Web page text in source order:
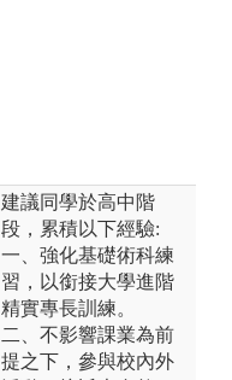
建議同學於高中階
段，累積以下經驗:
一、強化基礎術科練
習，以銜接大學進階
精實專長訓練。
二、不影響課業為前
提之下，參與校內外